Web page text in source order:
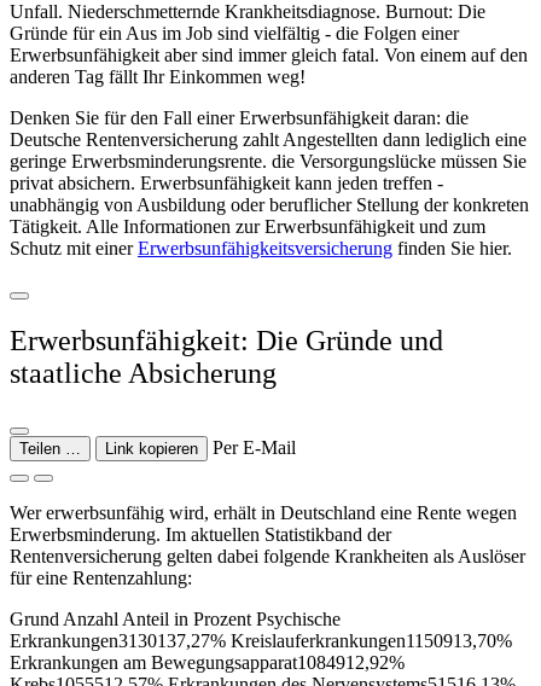
Unfall. Niederschmetternde Krankheitsdiagnose. Burnout: Die
Gründe für ein Aus im Job sind vielfältig - die Folgen einer
Erwerbsunfähigkeit aber sind immer gleich fatal. Von einem auf den
anderen Tag fällt Ihr Einkommen weg!
Denken Sie für den Fall einer Erwerbsunfähigkeit daran: die
Deutsche Rentenversicherung zahlt Angestellten dann lediglich eine
geringe Erwerbsminderungsrente. die Versorgungslücke müssen Sie
privat absichern. Erwerbsunfähigkeit kann jeden treffen -
unabhängig von Ausbildung oder beruflicher Stellung der konkreten
Tätigkeit. Alle Informationen zur Erwerbsunfähigkeit und zum
Schutz mit einerErwerbsunfähigkeitsversicherung finden Sie hier.
Erwerbsunfähigkeit: Die Gründe und
staatliche Absicherung
Teilen … Link kopieren Per E-Mail
Wer erwerbsunfähig wird, erhält in Deutschland eine Rente wegen
Erwerbsminderung. Im aktuellen Statistikband der
Rentenversicherung gelten dabei folgende Krankheiten als Auslöser
für eine Rentenzahlung:
Grund Anzahl Anteil in Prozent Psychische
Erkrankungen3130137,27% Kreislauferkrankungen1150913,70%
Erkrankungen am Bewegungsapparat1084912,92%